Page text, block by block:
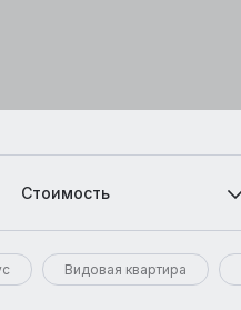
Стоимость
Видовая квартира